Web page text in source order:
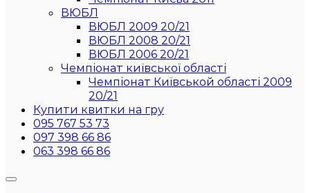
ВЮБЛ
ВЮБЛ 2009 20/21
ВЮБЛ 2008 20/21
ВЮБЛ 2006 20/21
Чемпіонат київської області
Чемпіонат Київськой області 2009
20/21
Купити квитки на гру
095 767 53 73
097 398 66 86
063 398 66 86